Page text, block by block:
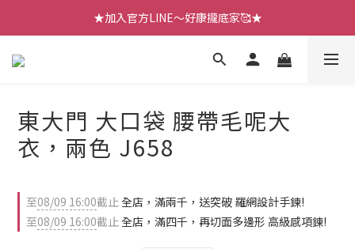
【七月新品】上架了!! 限時折扣優惠😍
★加入官方LINE～好康攏底家🥰★
【七月新品】上架了!! 限時折扣優惠😍
東大門 大口袋 腰帶毛呢大
衣，兩色 J658
至08/09 16:00截止全店，滿兩千，送突破 羅網設計手鍊!
至08/09 16:00截止全店，滿四千，再切面多邊形 高級感項鍊!